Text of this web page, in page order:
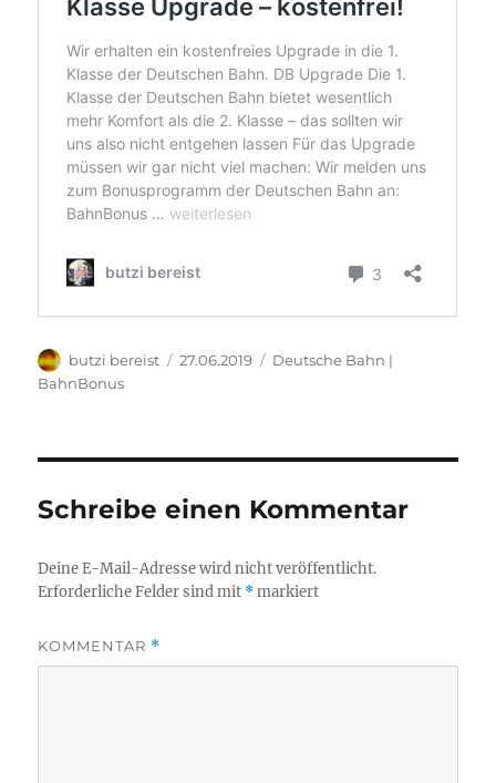
Autor
butzi bereist
Veröffentlicht
27.06.2019 Kategorien
Deutsche Bahn |
BahnBonus
Schreibe einen Kommentar
Deine E-Mail-Adresse wird nicht veröffentlicht.
Erforderliche Felder sind mit *markiert
KOMMENTAR *